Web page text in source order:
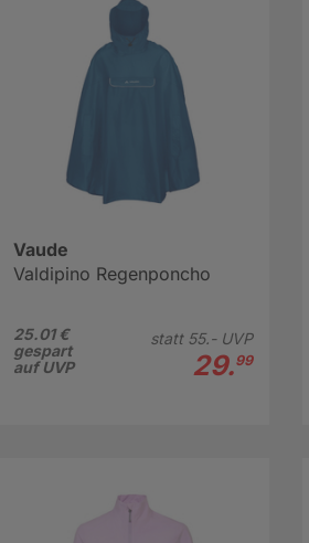
Vaude
Valdipino Regenponcho
25.01 €
gespart
auf UVP
statt 55.-UVP
29.99